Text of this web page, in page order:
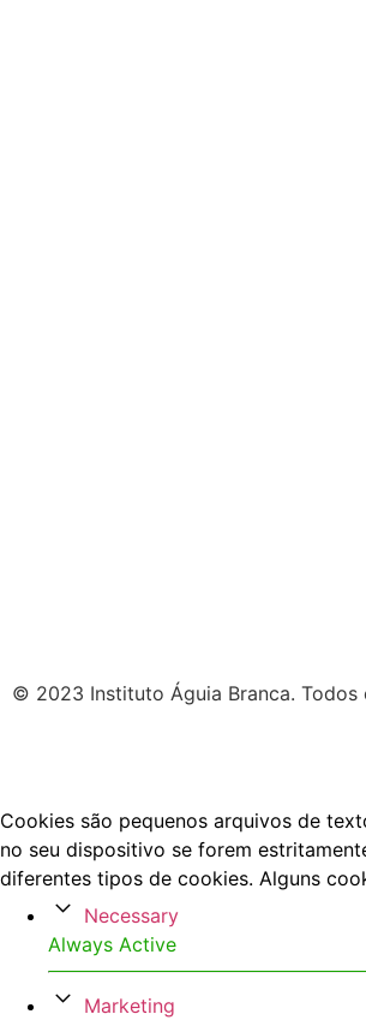
© 2023 Instituto Águia Branca. Todos
Cookies são pequenos arquivos de
no seu dispositivo se forem
diferentes tipos de cookies. Alguns
Necessary
Always Active
Marketing